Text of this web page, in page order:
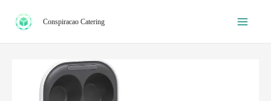
para
Conspiracao Catering